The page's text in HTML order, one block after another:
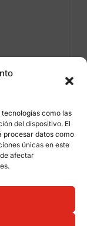
como las
del dispositivo. El
procesar datos como
únicas en este
afectar